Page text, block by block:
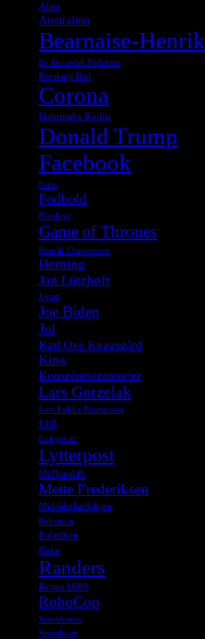
Alien
Australien
Bearnaise-Henrik
Bo Gorzelak Pedersen
Breaking Bad
Corona
Danmarks Radio
Donald Trump
Facebook
Ferie
Fodbold
Frankrig
Game of Thrones
Henrik Christensen
Herning
Jan Lützhøft
Japan
Joe Biden
Jul
Karl Ove Knausgård
Kina
Konspirationsteorier
Lars Gorzelak
Lars Løkke Rasmussen
Lidl
Luftgevær
Lytterpost
McDonald's
Mette Frederiksen
Midalderlandsbyen
Pokemon
Politiken
Påske
Randers
Rema 1000
RoboCop
Sexrobotter
Speedway